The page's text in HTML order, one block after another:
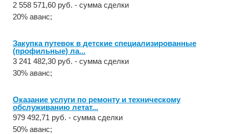
2 558 571,60 руб. - сумма сделки
20% аванс;
Закупка путевок в детские специализированные
(профильные) ла...
3 241 482,30 руб. - сумма сделки
30% аванс;
Оказание услуги по ремонту и техническому
обслуживанию летат...
979 492,71 руб. - сумма сделки
50% аванс;